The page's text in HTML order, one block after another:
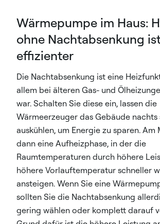
Wärmepumpe im Haus:
ohne Nachtabsenkung
effizienter
Die Nachtabsenkung ist eine
allem bei älteren Gas- und
war. Schalten Sie diese ein, lassen die
Wärmeerzeuger das Gebäude nachts
auskühlen, um Energie zu sparen.
dann eine Aufheizphase, in der die
Raumtemperaturen durch höhere
höhere Vorlauftemperatur schneller
ansteigen. Wenn Sie eine
sollten Sie die Nachtabsenkung
gering wählen oder komplett darauf